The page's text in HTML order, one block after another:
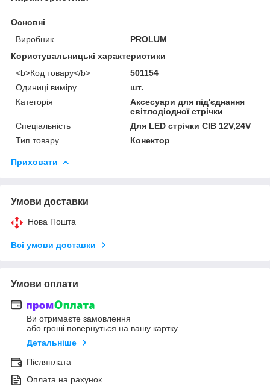
Основні
Виробник
PROLUM
Користувальницькі характеристики
<b>Код товару</b>
501154
Одиниці виміру
шт.
Категорія
Аксесуари для під'єднання
світлодіодної стрічки
Спеціальність
Для LED стрічки СІВ 12V,24V
Тип товару
Конектор
Приховати
Умови доставки
Нова Пошта
Всі умови доставки
Умови оплати
Ви отримаєте замовлення
або гроші повернуться на вашу картку
Детальніше
Післяплата
Оплата на рахунок